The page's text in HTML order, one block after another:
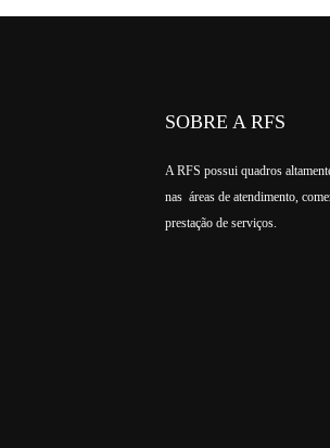
SOBRE A RFS
A RFS possui quadros
nas áreas de atendimento,
prestação de serviços.